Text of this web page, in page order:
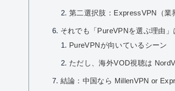
第二選択肢：ExpressVPN（業
それでも「PureVPNを選ぶ理由」
PureVPNが向いているシーン
ただし、海外VOD視聴は
結論：中国なら MillenVPN or